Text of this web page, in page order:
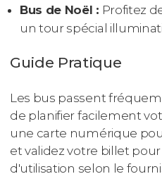
Bus de Noël : Profitez
un tour spécial
Guide Pratique
Les bus passent
de planifier facilement
une carte numérique
et validez votre billet
d'utilisation selon le